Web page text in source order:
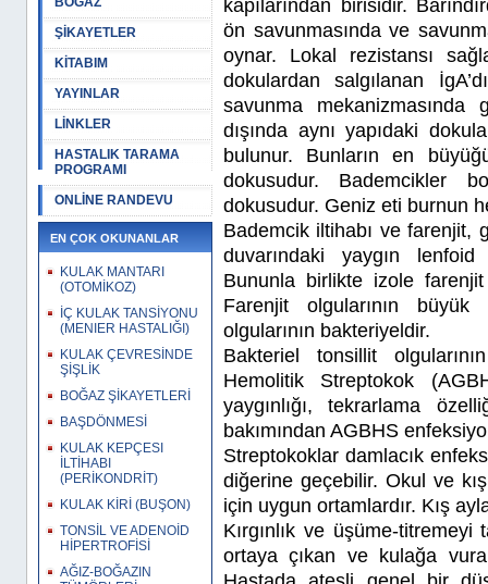
ŞİKAYETLER
KİTABIM
YAYINLAR
LİNKLER
HASTALIK TARAMA
PROGRAMI
ONLİNE RANDEVU
EN ÇOK OKUNANLAR
KULAK MANTARI
(OTOMİKOZ)
İÇ KULAK TANSİYONU
(MENIER HASTALIĞI)
KULAK ÇEVRESİNDE
ŞİŞLİK
BOĞAZ ŞİKAYETLERİ
BAŞDÖNMESİ
KULAK KEPÇESI
İLTİHABI
(PERİKONDRİT)
KULAK KİRİ (BUŞON)
TONSİL VE ADENOİD
HİPERTROFİSİ
AĞIZ-BOĞAZIN
kapılarından birisidir.
ön savunmasında ve
oynar. Lokal rezistansı
dokulardan salgılanan
savunma
dışında aynı yapıdaki
bulunur. Bunların en
dokusudur. Bademcikler
dokusudur. Geniz eti burnun
Bademcik iltihabı ve farenjit,
duvarındaki yaygın
Bununla birlikte izole
Farenjit olgularının
olgularının bakteriyeldir.
Bakteriel tonsillit
Hemolitik Streptokok
yaygınlığı, tekrarlama
bakımından AGBHS
Streptokoklar damlacık
diğerine geçebilir. Okul ve
için uygun ortamlardır. Kış
Kırgınlık ve üşüme-
ortaya çıkan ve kulağa